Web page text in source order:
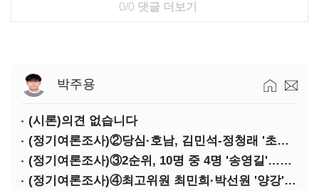
0/0 댓글 더보기
박주용
(시론)의견 없습니다
(정기여론조사)②당심·호남, 김민석-정청래 '초접전'
(정기여론조사)③2순위, 10명 중 4명 '송영길'…정청래 '한 자릿수'
(정기여론조사)④최고위원 최민희·박선원 '양강'…서미화·이성윤·임미애 뒤이어